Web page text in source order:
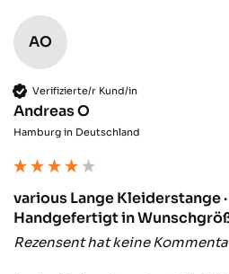
AO
Verifizierte/r Kund/in
Andreas O
Hamburg in Deutschland
various Lange Kleiderstange ·
Handgefertigt in
Rezensent hat keine